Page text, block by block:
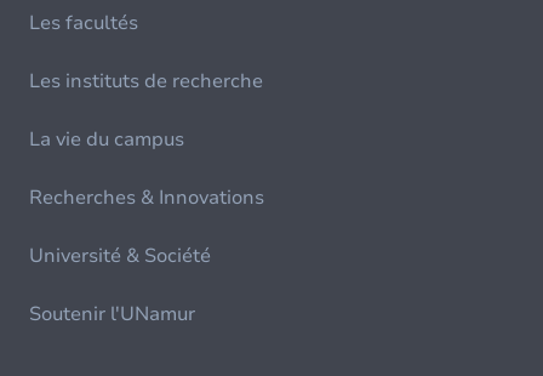
Les facultés
Les instituts de recherche
La vie du campus
Recherches & Innovations
Université & Société
Soutenir l'UNamur